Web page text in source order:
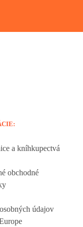
a kníhkupectvá
obchodné
údajov